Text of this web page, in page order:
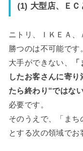
(1) 大型店、Ｅ
ニトリ、ＩＫＥＡ
勝つのは不可能です
大手ができない、
したお客さんに寄
たら終わり“ではな
必要です。
そのうえで、「ま
とする次の領域でお